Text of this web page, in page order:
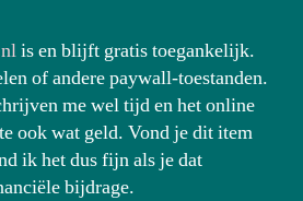
is en blijft gratis toegankelijk.
of andere paywall-toestanden.
me wel tijd en het online
ook wat geld. Vond je dit item
ik het dus fijn als je dat
bijdrage.